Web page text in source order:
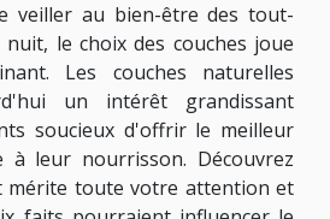
veiller au bien-être des tout-
le choix des couches joue
Les couches naturelles
un intérêt grandissant
soucieux d'offrir le meilleur
à leur nourrisson. Découvrez
mérite toute votre attention et